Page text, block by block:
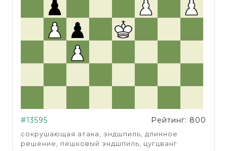
#13595 Рейтинг: 800
сокрушающая атака, эндшпиль, длинное
решение, пешковый эндшпиль, цугцванг